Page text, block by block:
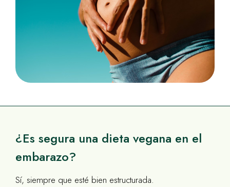
¿Es segura una dieta vegana en el
embarazo?
Sí, siempre que esté bien estructurada.